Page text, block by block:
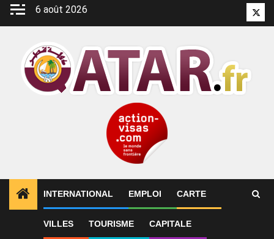
Aller
6 août 2026
INTERNATIONAL EMPLOI CARTE
VILLES TOURISME CAPITALE
International